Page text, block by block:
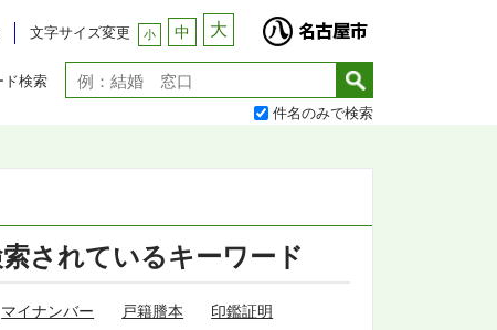
文字サイズ変更 小 中 大
ド検索
件名のみで検索
されているキーワード
マイナンバー 戸籍謄本
印鑑証明